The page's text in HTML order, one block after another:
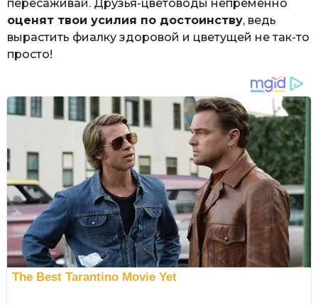
пересаживай. Друзья-цветоводы непременно
оценят твои усилия по достоинству, ведь
вырастить фиалку здоровой и цветущей не так-то
просто!